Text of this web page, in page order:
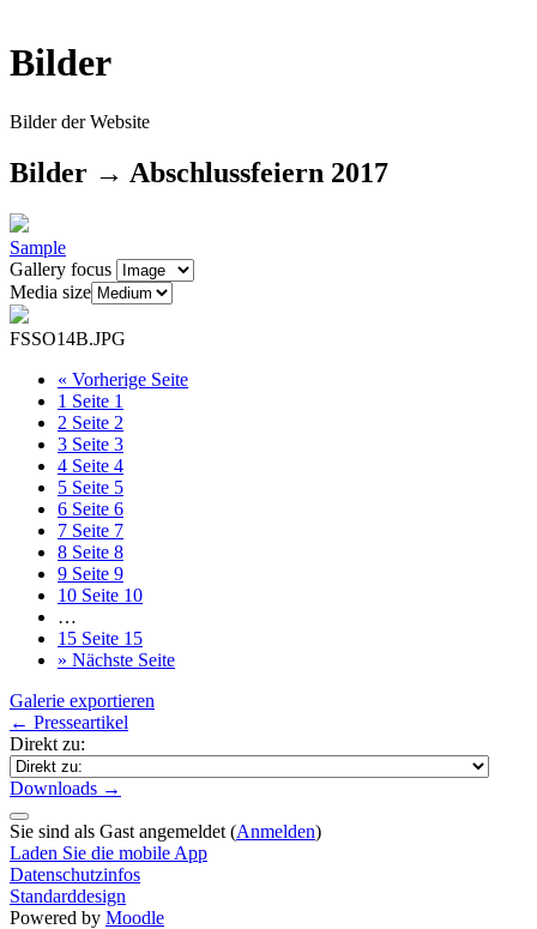
Bilder
Bilder der Website
Bilder → Abschlussfeiern 2017
Sample
Gallery focus
Media size
FSSO14B.JPG
« Vorherige Seite
1 Seite 1
2 Seite 2
3 Seite 3
4 Seite 4
5 Seite 5
6 Seite 6
7 Seite 7
8 Seite 8
9 Seite 9
10 Seite 10
…
15 Seite 15
» Nächste Seite
Galerie exportieren
← Presseartikel
Direkt zu:
Downloads →
Sie sind als Gast angemeldet (Anmelden)
Laden Sie die mobile App
Datenschutzinfos
Standarddesign
Powered by Moodle